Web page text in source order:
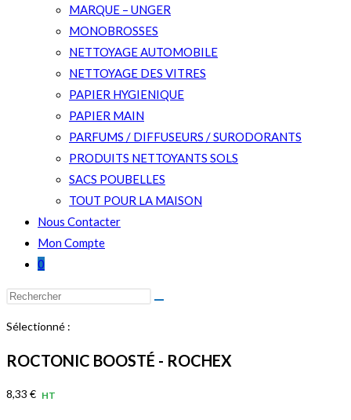
MARQUE – UNGER
MONOBROSSES
NETTOYAGE AUTOMOBILE
NETTOYAGE DES VITRES
PAPIER HYGIENIQUE
PAPIER MAIN
PARFUMS / DIFFUSEURS / SURODORANTS
PRODUITS NETTOYANTS SOLS
SACS POUBELLES
TOUT POUR LA MAISON
Nous Contacter
Mon Compte
0
Rechercher
ce
site
Sélectionné :
ROCTONIC BOOSTÉ - ROCHEX
8,33 € HT